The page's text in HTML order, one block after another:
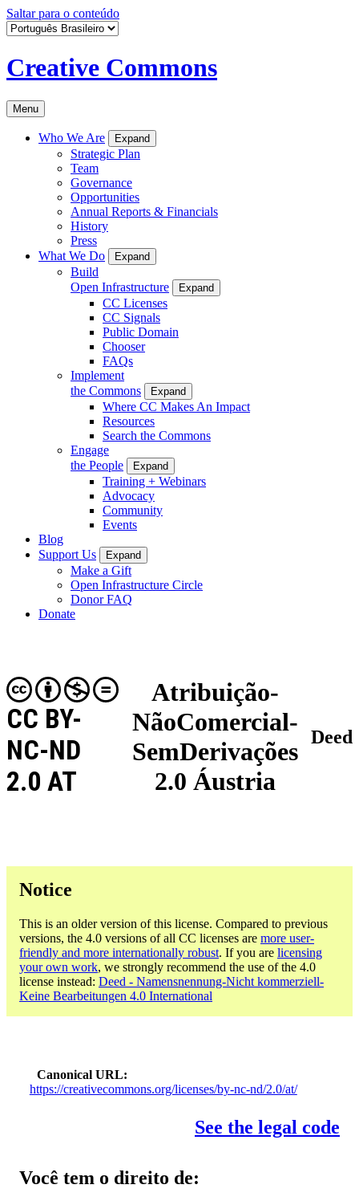
Saltar para o conteúdo
Creative Commons
Menu
Who We Are Expand
Strategic Plan
Team
Governance
Opportunities
Annual Reports & Financials
History
Press
What We Do
Expand
Build
Open Infrastructure
Expand
CC Licenses
CC Signals
Public Domain
Chooser
FAQs
Implement
the Commons
Expand
Where CC Makes An Impact
Resources
Search the Commons
Engage
the People
Expand
Training + Webinars
Advocacy
Community
Events
Blog
Support Us
Expand
Make a Gift
Open Infrastructure Circle
Donor FAQ
Donate
Atribuição-
NãoComercial-
SemDerivações
2.0 Áustria
CC BY-
NC-ND
2.0 AT
Deed
Notice
This is an older version of this license. Compared to previous
versions, the 4.0 versions of all CC licenses are more user-
friendly and more internationally robust. If you are licensing
your own work, we strongly recommend the use of the 4.0
license instead: Deed - Namensnennung-Nicht kommerziell-
Keine Bearbeitungen 4.0 International
Canonical URL
https://creativecommons.org/licenses/by-nc-nd/2.0/at/
See the legal code
Você tem o direito de: